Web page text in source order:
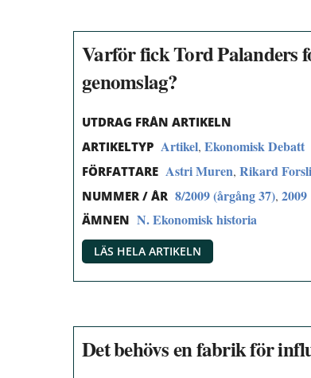
Varför fick Tord Palanders
genomslag?
UTDRAG FRÅN ARTIKELN
ARTIKELTYP Artikel, Ekonomisk Debatt
FÖRFATTARE Astri Muren, Rikard
NUMMER / ÅR 8/2009 (årgång 37), 2009
ÄMNEN N. Ekonomisk historia
LÄS HELA ARTIKELN
Det behövs en fabrik för